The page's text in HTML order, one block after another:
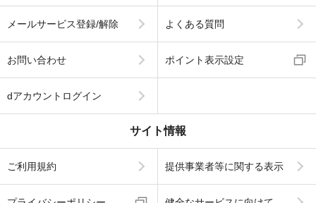
メールサービス登録/解除 よくある質問
お問い合わせ ポイント表示設定
dアカウントログイン
サイト情報
ご利用規約 提供事業者等に関する表示